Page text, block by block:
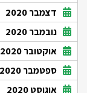
דצמבר 2020
נובמבר 2020
אוקטובר 2020
ספטמבר 2020
אוגוסט 2020